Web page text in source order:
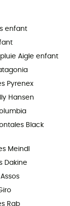
enfant
Aigle enfant
Pyrenex
Hansen
Black
Meindl
Dakine
Rab